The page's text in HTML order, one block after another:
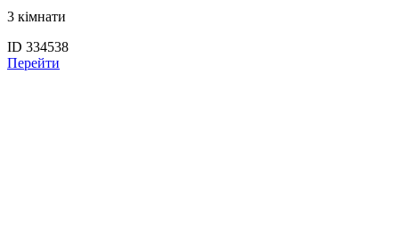
3 кімнати
ID 334538
Перейти